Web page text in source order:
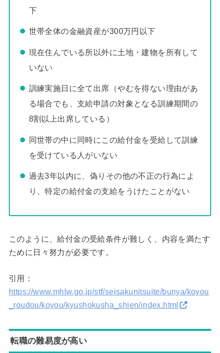
下
世帯全体の金融資産が300万円以下
現在住んでいる所以外に土地・建物を所有して
いない
訓練実施日に全て出席（やむを得ない理由があ
る場合でも、支給申請の対象となる訓練期間の
8割以上出席している）
同世帯の中に同時にこの給付金を受給して訓練
を受けている人がいない
過去3年以内に、偽りその他の不正の行為によ
り、特定の給付金の支給をうけたことがない
このように、給付金の受給条件が難しく、内容を満たす
ために日々努力が必要です。
引用：
https://www.mhlw.go.jp/stf/seisakunitsuite/bunya/koyou
_roudou/koyou/kyushokusha_shien/index.html
転職の難易度が高い